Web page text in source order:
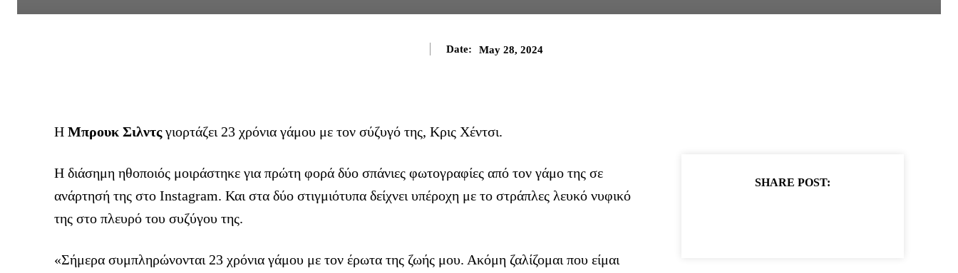
Date: May 28, 2024
Η Μπρουκ Σιλντςγιορτάζει 23 χρόνια γάμου με τον σύζυγό της, Κρις Χέντσι.
Η διάσημη ηθοποιός μοιράστηκε για πρώτη φορά δύο σπάνιες φωτογραφίες από τον γάμο της σε
ανάρτησή της στo Instagram. Και στα δύο στιγμιότυπα δείχνει υπέροχη με το στράπλες λευκό νυφικό
της στο πλευρό του συζύγου της.
«Σήμερα συμπληρώνονται 23 χρόνια γάμου με τον έρωτα της ζωής μου. Ακόμη ζαλίζομαι που είμαι
SHARE POST: